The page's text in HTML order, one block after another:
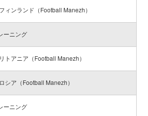
ィンランド（Football Manezh）
ーニング
トアニア（Football Manezh）
シア（Football Manezh）
ーニング